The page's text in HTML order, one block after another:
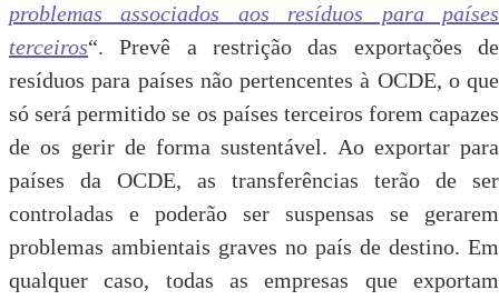
problemas associados aos resíduos para países
terceiros“. Prevê a restrição das exportações de
resíduos para países não pertencentes à OCDE, o que
só será permitido se os países terceiros forem capazes
de os gerir de forma sustentável. Ao exportar para
países da OCDE, as transferências terão de ser
controladas e poderão ser suspensas se gerarem
problemas ambientais graves no país de destino. Em
qualquer caso, todas as empresas que exportam